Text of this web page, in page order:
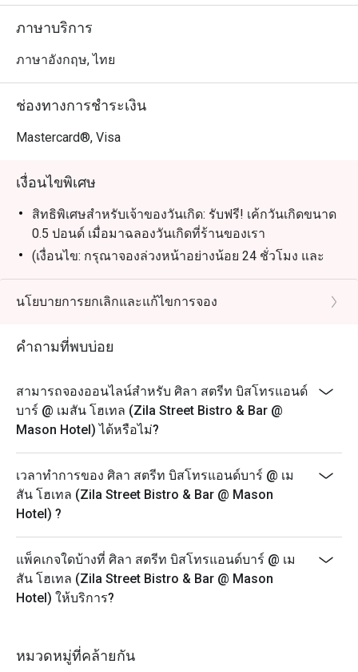
ภาษาบริการ
ภาษาอังกฤษ, ไทย
ช่องทางการชำระเงิน
Mastercard®, Visa
เงื่อนไขพิเศษ
สิทธิพิเศษสำหรับเจ้าของวันเกิด: รับฟรี! เค้กวันเกิดขนาด
0.5 ปอนด์ เมื่อมาฉลองวันเกิดที่ร้านของเรา
(เงื่อนไข: กรุณาจองล่วงหน้าอย่างน้อย 24 ชั่วโมง และ
ระบุข้อความ "ฉลองวันเกิด" ในรายละเอียดการจอง)
นโยบายการยกเลิกและแก้ไขการจอง
คำถามที่พบบ่อย
สามารถจองออนไลน์สำหรับ ศิลา สตรีท บิสโทรแอนด์
บาร์ @ เมสัน โฮเทล (Zila Street Bistro & Bar @
Mason Hotel) ได้หรือไม่?
เวลาทำการของ ศิลา สตรีท บิสโทรแอนด์บาร์ @ เม
สัน โฮเทล (Zila Street Bistro & Bar @ Mason
Hotel) ?
แพ็คเกจใดบ้างที่ ศิลา สตรีท บิสโทรแอนด์บาร์ @ เม
สัน โฮเทล (Zila Street Bistro & Bar @ Mason
Hotel) ให้บริการ?
หมวดหมู่ที่คล้ายกัน